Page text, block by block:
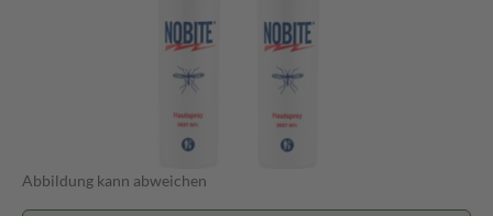
Abbildung kann abweichen